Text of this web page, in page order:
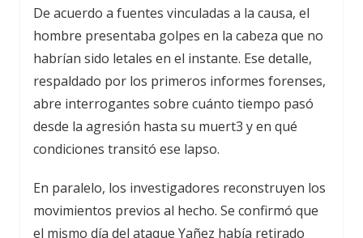
De acuerdo a fuentes vinculadas a la causa, el
hombre presentaba golpes en la cabeza que no
habrían sido letales en el instante. Ese detalle,
respaldado por los primeros informes forenses,
abre interrogantes sobre cuánto tiempo pasó
desde la agresión hasta su muert3 y en qué
condiciones transitó ese lapso.
En paralelo, los investigadores reconstruyen los
movimientos previos al hecho. Se confirmó que
el mismo día del ataque Yañez había retirado